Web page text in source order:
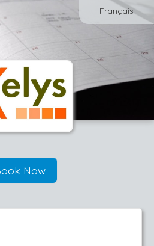
Français
Now